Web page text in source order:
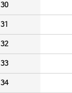
30
31
32
33
34